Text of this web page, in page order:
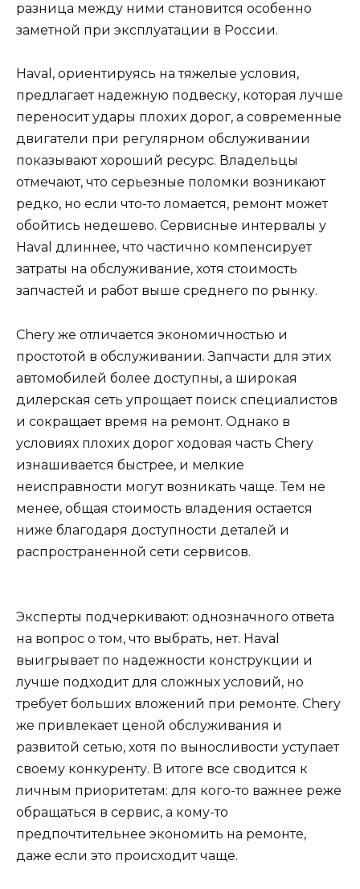
разница между ними становится особенно
заметной при эксплуатации в России.
Haval, ориентируясь на тяжелые условия,
предлагает надежную подвеску, которая лучше
переносит удары плохих дорог, а современные
двигатели при регулярном обслуживании
показывают хороший ресурс. Владельцы
отмечают, что серьезные поломки возникают
редко, но если что-то ломается, ремонт может
обойтись недешево. Сервисные интервалы у
Haval длиннее, что частично компенсирует
затраты на обслуживание, хотя стоимость
запчастей и работ выше среднего по рынку.
Chery же отличается экономичностью и
простотой в обслуживании. Запчасти для этих
автомобилей более доступны, а широкая
дилерская сеть упрощает поиск специалистов
и сокращает время на ремонт. Однако в
условиях плохих дорог ходовая часть Chery
изнашивается быстрее, и мелкие
неисправности могут возникать чаще. Тем не
менее, общая стоимость владения остается
ниже благодаря доступности деталей и
распространенной сети сервисов.
Эксперты подчеркивают: однозначного ответа
на вопрос о том, что выбрать, нет. Haval
выигрывает по надежности конструкции и
лучше подходит для сложных условий, но
требует больших вложений при ремонте. Chery
же привлекает ценой обслуживания и
развитой сетью, хотя по выносливости уступает
своему конкуренту. В итоге все сводится к
личным приоритетам: для кого-то важнее реже
обращаться в сервис, а кому-то
предпочтительнее экономить на ремонте,
даже если это происходит чаще.